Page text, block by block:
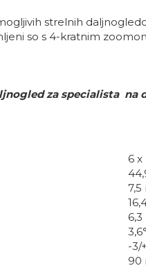
strelnih
so s 4-kratnim
za specialista na
6 x
6,3
3,6°
-3/
90